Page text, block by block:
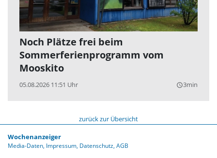
Noch Plätze frei beim
Sommerferienprogramm vom
Mooskito
05.08.2026 11:51 Uhr query_builder3min
zurück zur Übersicht
Wochenanzeiger
Media-Daten Impressum Datenschutz AGB